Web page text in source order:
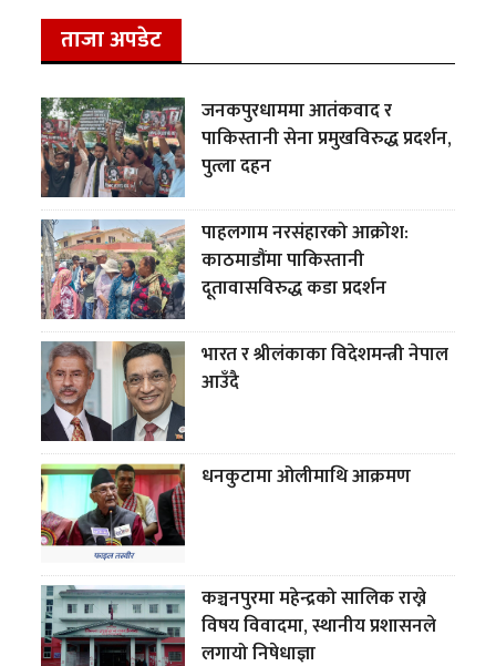
ताजा अपडेट
जनकपुरधाममा आतंकवाद र
पाकिस्तानी सेना प्रमुखविरुद्ध प्रदर्शन,
पुत्ला दहन
पाहलगाम नरसंहारको आक्रोश:
काठमाडौंमा पाकिस्तानी
दूतावासविरुद्ध कडा प्रदर्शन
भारत र श्रीलंकाका विदेशमन्त्री नेपाल
आउँदै
धनकुटामा ओलीमाथि आक्रमण
कञ्चनपुरमा महेन्द्रको सालिक राख्ने
विषय विवादमा, स्थानीय प्रशासनले
लगायो निषेधाज्ञा